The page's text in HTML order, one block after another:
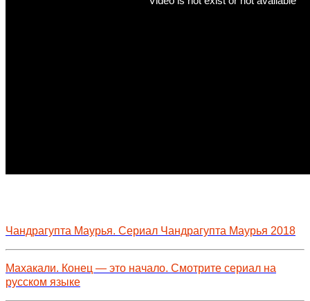
Чандрагупта Маурья. Сериал Чандрагупта Маурья 2018
Махакали. Конец — это начало. Смотрите сериал на
русском языке